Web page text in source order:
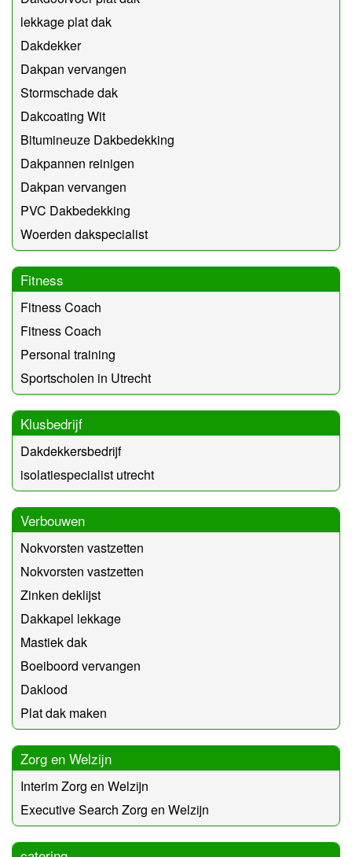
lekkage plat dak
Dakdekker
Dakpan vervangen
Stormschade dak
Dakcoating Wit
Bitumineuze Dakbedekking
Dakpannen reinigen
Dakpan vervangen
PVC Dakbedekking
Woerden dakspecialist
Fitness
Fitness Coach
Fitness Coach
Personal training
Sportscholen in Utrecht
Klusbedrijf
Dakdekkersbedrijf
isolatiespecialist utrecht
Verbouwen
Nokvorsten vastzetten
Nokvorsten vastzetten
Zinken deklijst
Dakkapel lekkage
Mastiek dak
Boeiboord vervangen
Daklood
Plat dak maken
Zorg en Welzijn
Interim Zorg en Welzijn
Executive Search Zorg en Welzijn